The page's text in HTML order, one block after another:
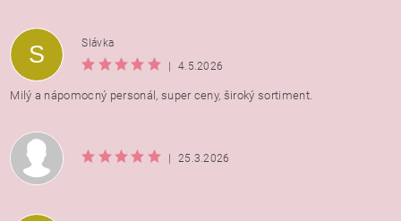
Vložením hodnotenie súhlasíte s
osobných údajov
S
Slávka
4.5.2026
Milý a nápomocný personál, super ceny, široký sortiment.
25.3.2026